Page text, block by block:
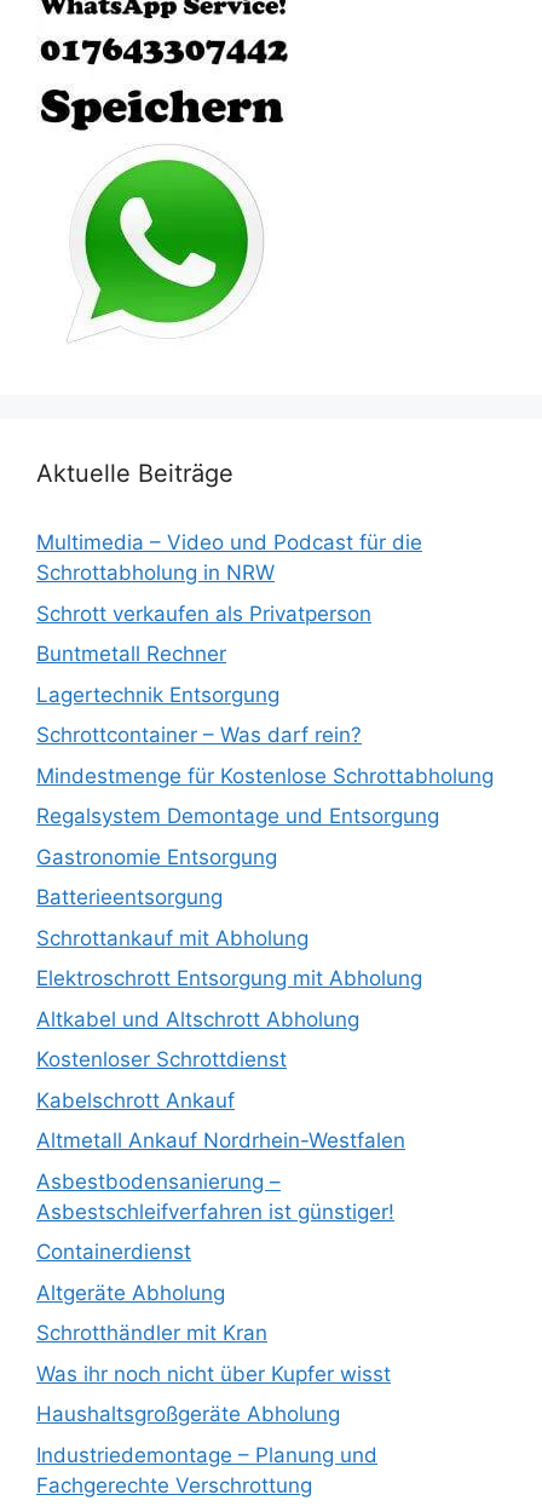
Aktuelle Beiträge
Multimedia – Video und Podcast für die
Schrottabholung in NRW
Schrott verkaufen als Privatperson
Buntmetall Rechner
Lagertechnik Entsorgung
Schrottcontainer – Was darf rein?
Mindestmenge für Kostenlose Schrottabholung
Regalsystem Demontage und Entsorgung
Gastronomie Entsorgung
Batterieentsorgung
Schrottankauf mit Abholung
Elektroschrott Entsorgung mit Abholung
Altkabel und Altschrott Abholung
Kostenloser Schrottdienst
Kabelschrott Ankauf
Altmetall Ankauf Nordrhein-Westfalen
Asbestbodensanierung –
Asbestschleifverfahren ist günstiger!
Containerdienst
Altgeräte Abholung
Schrotthändler mit Kran
Was ihr noch nicht über Kupfer wisst
Haushaltsgroßgeräte Abholung
Industriedemontage – Planung und
Fachgerechte Verschrottung